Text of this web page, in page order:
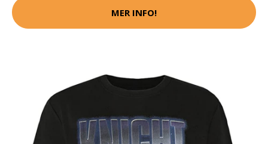
MER INFO!